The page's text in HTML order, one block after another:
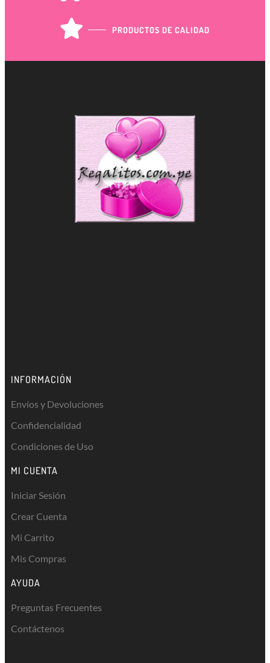
PRODUCTOS DE CALIDAD
INFORMACIÓN
Envíos y Devoluciones
Confidencialidad
Condiciones de Uso
MI CUENTA
Iniciar Sesión
Crear Cuenta
Mi Carrito
Mis Compras
AYUDA
Preguntas Frecuentes
Contáctenos